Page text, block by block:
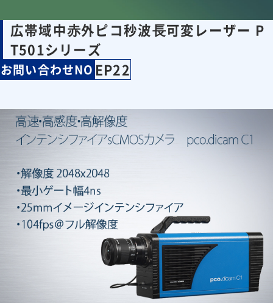
広帯域中⾚外ピコ秒波⻑可変レーザー P
T501シリーズ
お問い合わせNO EP22